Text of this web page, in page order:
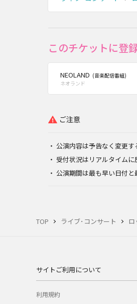
TOP ライブ･コンサート ロ
このチケットに登
NEOLAND (音楽配信番組)
ネオランド
ご注意
公演内容は予告なく変更
受付状況はリアルタイムに
公演期間は最も早い日付と
サイトご利用について
利用規約